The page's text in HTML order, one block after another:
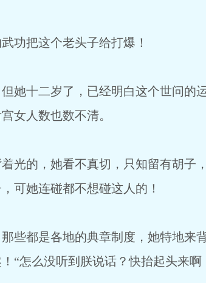
把这个老头子给打爆！
十二岁了，已经明白这个世问的
女人数也数不清。
的，她看不真切，只知留有胡子
可她连碰都不想碰这人的！
都是各地的典章制度，她特地来
“怎么没听到朕说话？快抬起头来啊